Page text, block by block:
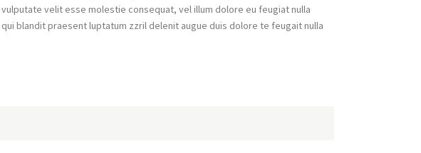
velit esse molestie consequat, vel illum dolore eu feugiat nulla
blandit praesent luptatum zzril delenit augue duis dolore te feugait nulla